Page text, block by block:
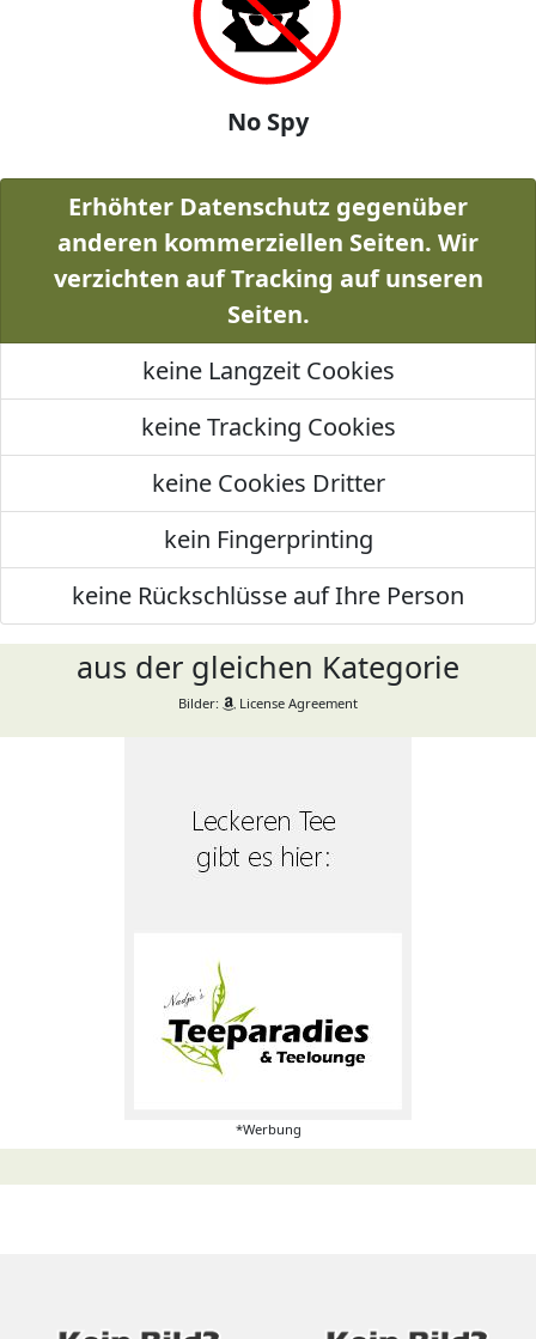
No Spy
Erhöhter Datenschutz gegenüber
anderen kommerziellen Seiten. Wir
verzichten auf Tracking auf unseren
Seiten.
keine Langzeit Cookies
keine Tracking Cookies
keine Cookies Dritter
kein Fingerprinting
keine Rückschlüsse auf Ihre Person
aus der gleichen Kategorie
Bilder: License Agreement
*Werbung